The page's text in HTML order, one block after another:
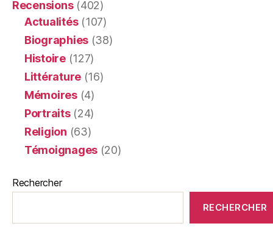
Recensions(402)
Actualités(107)
Biographies (38)
Histoire(127)
Littérature (16)
Mémoires(4)
Portraits(24)
Religion (63)
Témoignages (20)
Rechercher
RECHERCHER